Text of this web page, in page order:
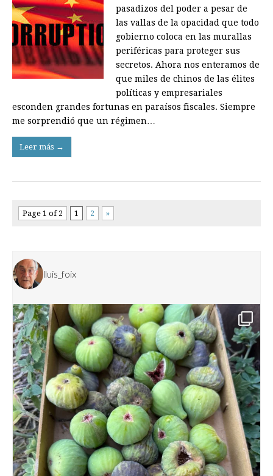
pasadizos del poder a pesar de
las vallas de la opacidad que todo
gobierno coloca en las murallas
periféricas para proteger sus
secretos. Ahora nos enteramos de
que miles de chinos de las élites
políticas y empresariales
esconden grandes fortunas en paraísos fiscales. Siempre
me sorprendió que un régimen…
Leer más →
Page 1 of 2 1 2 »
lluis_foix